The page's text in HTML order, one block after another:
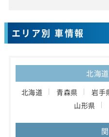
エリア別 車情報
北海
北海道 青森県 岩手
山形県